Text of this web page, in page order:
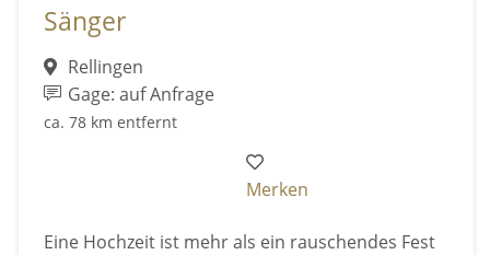
Sänger
Rellingen
Gage: auf Anfrage
ca. 78 km entfernt
Merken
Eine Hochzeit ist mehr als ein rauschendes Fest